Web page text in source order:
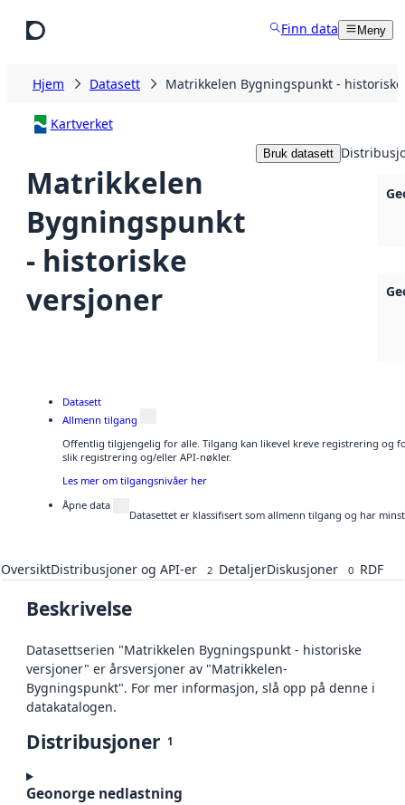
Finn data Meny
Hjem Datasett Matrikkelen Bygningspunkt -
Kartverket
Matrikkelen
Bygningspunkt
- historiske
versjoner
Bruk datasett
Datasett
Allmenn tilgang
Offentlig tilgjengelig for alle. Tilgang kan likevel kreve registrering og
slik registrering og/eller API-nøkler.
Les mer om tilgangsnivåer her
Åpne data
Datasettet er klassifisert som allmenn tilgang og har
OversiktDistribusjoner og API-er 2 DetaljerDiskusjoner 0 RDF
Beskrivelse
Datasettserien "Matrikkelen Bygningspunkt - historiske
versjoner" er årsversjoner av "Matrikkelen-
Bygningspunkt". For mer informasjon, slå opp på denne i
datakatalogen.
Distribusjoner 1
Geonorge nedlastning